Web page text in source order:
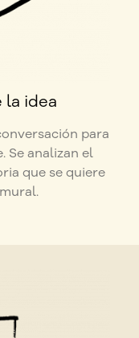
la idea
para
Se analizan el
que se quiere